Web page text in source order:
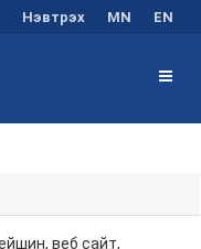
Нэвтрэх MN EN
веб сайт,